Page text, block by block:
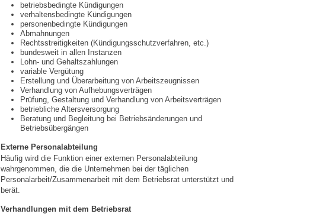
betriebsbedingte Kündigungen
verhaltensbedingte Kündigungen
personenbedingte Kündigungen
Abmahnungen
Rechtsstreitigkeiten (Kündigungsschutzverfahren, etc.)
bundesweit in allen Instanzen
Lohn- und Gehaltszahlungen
variable Vergütung
Erstellung und Überarbeitung von Arbeitszeugnissen
Verhandlung von Aufhebungsverträgen
Prüfung, Gestaltung und Verhandlung von Arbeitsverträgen
betriebliche Altersversorgung
Beratung und Begleitung bei Betriebsänderungen und
Betriebsübergängen
Externe Personalabteilung
Häufig wird die Funktion einer externen Personalabteilung
wahrgenommen, die die Unternehmen bei der täglichen
Personalarbeit/Zusammenarbeit mit dem Betriebsrat unterstützt und
berät.
Verhandlungen mit dem Betriebsrat